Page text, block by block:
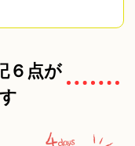
６点が